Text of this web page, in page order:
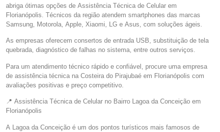
abriga ótimas opções de Assistência Técnica de Celular em
Florianópolis. Técnicos da região atendem smartphones das marcas
Samsung, Motorola, Apple, Xiaomi, LG e Asus, com soluções ágeis.
As empresas oferecem consertos de entrada USB, substituição de tela
quebrada, diagnóstico de falhas no sistema, entre outros serviços.
Para um atendimento técnico rápido e confiável, procure uma empresa
de assistência técnica na Costeira do Pirajubaé em Florianópolis com
avaliações positivas e preço competitivo.
📍 Assistência Técnica de Celular no Bairro Lagoa da Conceição em
Florianópolis
A Lagoa da Conceição é um dos pontos turísticos mais famosos de